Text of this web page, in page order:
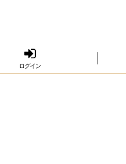
ログイン